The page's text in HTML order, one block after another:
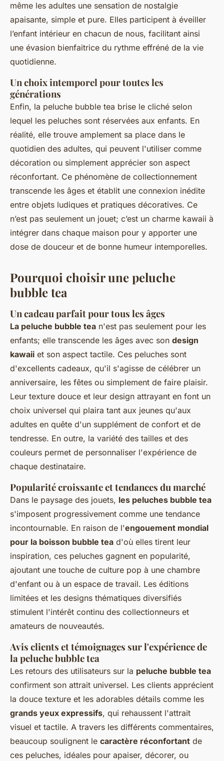
même les adultes une sensation de nostalgie
apaisante, simple et pure. Elles participent à éveiller
l’enfant intérieur en chacun de nous, facilitant ainsi
une évasion bienfaitrice du rythme effréné de la vie
quotidienne.
Un choix intemporel pour toutes les
générations
Enfin, la peluche bubble tea brise le cliché selon
lequel les peluches sont réservées aux enfants. En
réalité, elle trouve amplement sa place dans le
quotidien des adultes, qui peuvent l'utiliser comme
décoration ou simplement apprécier son aspect
réconfortant. Ce phénomène de collectionnement
transcende les âges et établit une connexion inédite
entre objets ludiques et pratiques décoratives. Ce
n’est pas seulement un jouet; c’est un charme kawaii à
intégrer dans chaque maison pour y apporter une
dose de douceur et de bonne humeur intemporelles.
Pourquoi choisir une peluche
bubble tea
Un cadeau parfait pour tous les âges
La peluche bubble tea n'est pas seulement pour les
enfants; elle transcende les âges avec son design
kawaii et son aspect tactile. Ces peluches sont
d'excellents cadeaux, qu'il s'agisse de célébrer un
anniversaire, les fêtes ou simplement de faire plaisir.
Leur texture douce et leur design attrayant en font un
choix universel qui plaira tant aux jeunes qu'aux
adultes en quête d'un supplément de confort et de
tendresse. En outre, la variété des tailles et des
couleurs permet de personnaliser l'expérience de
chaque destinataire.
Popularité croissante et tendances du marché
Dans le paysage des jouets, les peluches bubble tea
s'imposent progressivement comme une tendance
incontournable. En raison de l'engouement mondial
pour la boisson bubble tea d'où elles tirent leur
inspiration, ces peluches gagnent en popularité,
ajoutant une touche de culture pop à une chambre
d'enfant ou à un espace de travail. Les éditions
limitées et les designs thématiques diversifiés
stimulent l'intérêt continu des collectionneurs et
amateurs de nouveautés.
Avis clients et témoignages sur l'expérience de
la peluche bubble tea
Les retours des utilisateurs sur la peluche bubble tea
confirment son attrait universel. Les clients apprécient
la douce texture et les adorables détails comme les
grands yeux expressifs, qui rehaussent l'attrait
visuel et tactile. A travers les différents commentaires,
beaucoup soulignent le caractère réconfortant de
ces peluches, idéales pour apaiser, décorer, ou